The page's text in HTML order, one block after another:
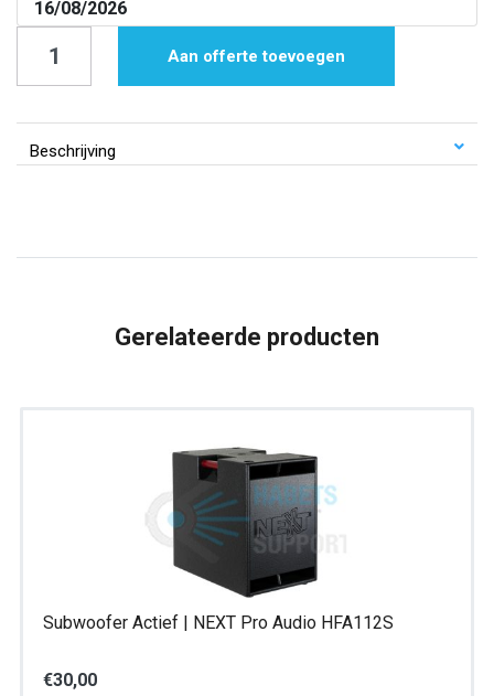
Subwoofer
Bold
Aan offerte toevoegen
Beschrijving
Gerelateerde producten
Subwoofer Actief | NEXT Pro Audio HFA112S
€30,00